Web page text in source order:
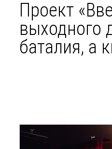
Проект
выходного
баталия, а